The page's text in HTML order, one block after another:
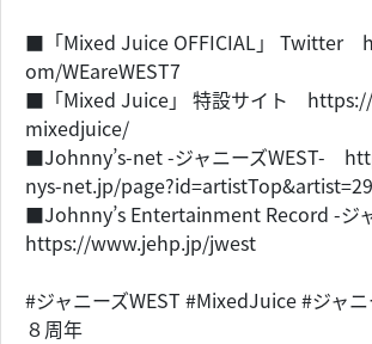
■「Mixed Juice OFFICIAL」 Twitter
om/WEareWEST7
■「Mixed Juice」 特設サイト
mixedjuice/
■Johnny’s-net -ジャニーズWEST-
nys-net.jp/page?id=artistTop&artist=29
■Johnny’s Entertainment Record -ジ
https://www.jehp.jp/jwest
#ジャニーズWEST #MixedJuice #ジャ
８周年